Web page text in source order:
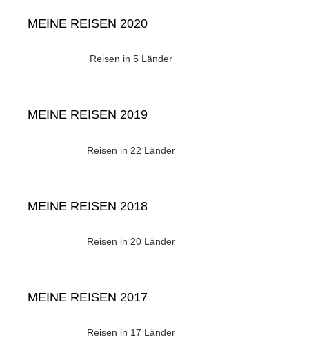
MEINE REISEN 2020
Reisen in 5 Länder
MEINE REISEN 2019
Reisen in 22 Länder
MEINE REISEN 2018
Reisen in 20 Länder
MEINE REISEN 2017
Reisen in 17 Länder